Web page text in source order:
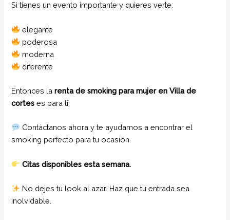
Si tienes un evento importante y quieres verte:
elegante
poderosa
moderna
diferente
Entonces larenta de smoking para mujer en Villa de
cortes es para ti.
Contáctanos ahora y te ayudamos a encontrar el
smoking perfecto para tu ocasión.
Citas disponibles esta semana.
No dejes tu look al azar. Haz que tu entrada sea
inolvidable.